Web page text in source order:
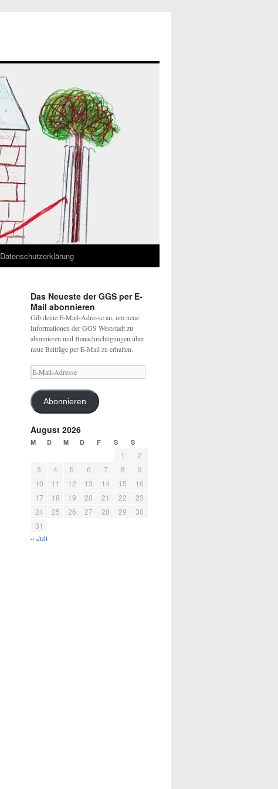
Datenschutzerklärung
Das Neueste der GGS per E-
Mail abonnieren
Gib deine E-Mail-Adresse an, um neue
Informationen der GGS Weststadt zu
abonnieren und Benachrichtigungen über
neue Beiträge per E-Mail zu erhalten.
Abonnieren
August 2026
M D M D F S S
1
2
3
4 5 6 7 8
9
10
11 12 13 14 15
16
17
18 19 20 21 22
23
24
25 26 27 28 29
30
31
« Juli